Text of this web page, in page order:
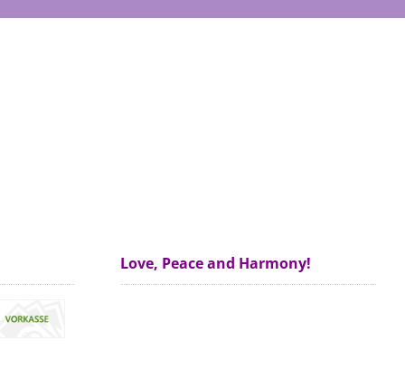
Love, Peace and Harmony!